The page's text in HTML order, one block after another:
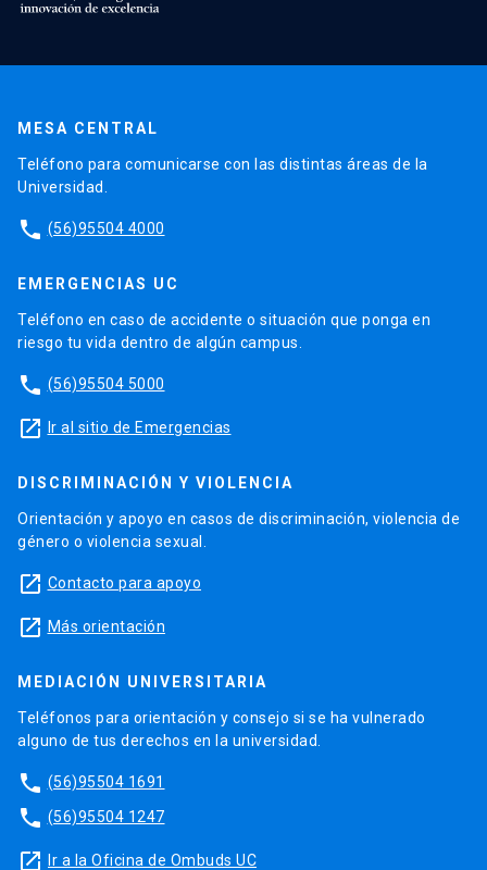
MESA CENTRAL
Teléfono para comunicarse con las distintas áreas de la
Universidad.
phone (56)95504 4000
EMERGENCIAS UC
Teléfono en caso de accidente o situación que ponga en
riesgo tu vida dentro de algún campus.
phone (56)95504 5000
launch Ir al sitio de Emergencias
DISCRIMINACIÓN Y VIOLENCIA
Orientación y apoyo en casos de discriminación, violencia de
género o violencia sexual.
launch Contacto para apoyo
launch Más orientación
MEDIACIÓN UNIVERSITARIA
Teléfonos para orientación y consejo si se ha vulnerado
alguno de tus derechos en la universidad.
phone (56)95504 1691
phone (56)95504 1247
launch Ir a la Oficina de Ombuds UC